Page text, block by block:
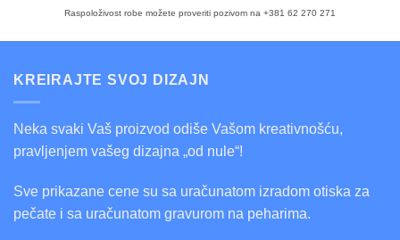
Raspoloživost robe možete proveriti pozivom na +381 62 270 271
KREIRAJTE SVOJ DIZAJN
Neka svaki Vaš proizvod odiše Vašom kreativnošću,
pravljenjem vašeg dizajna „od nule“!
Sve prikazane cene su sa uračunatom izradom otiska za
pečate i sa uračunatom gravurom na peharima.